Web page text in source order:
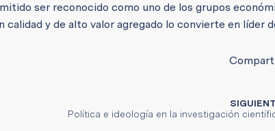
ser reconocido como uno de los grupos
y de alto valor agregado lo convierte en líder
Política e ideología en la investigación